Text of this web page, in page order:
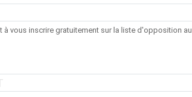
à vous inscrire gratuitement sur la liste d'opposition au